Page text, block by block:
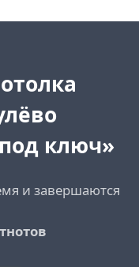
ключ»
и завершаются